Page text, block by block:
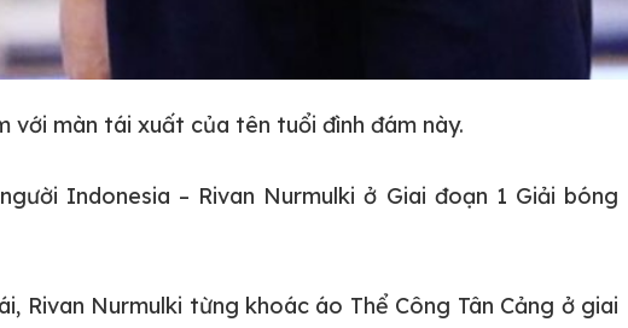
với màn tái xuất của tên tuổi đình đám này.
Indonesia – Rivan Nurmulki ở Giai đoạn 1 Giải bóng
Rivan Nurmulki từng khoác áo Thể Công Tân Cảng ở giai